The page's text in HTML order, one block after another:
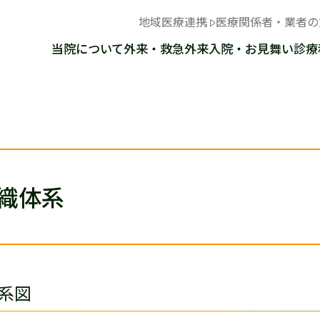
地域医療連携 医療関係者・業者
当院について外来・救急外来入院・お見舞い診
体系
図